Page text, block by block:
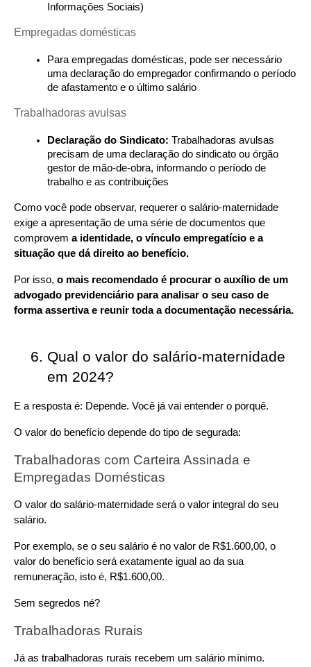
Informações Sociais)
Empregadas domésticas
Para empregadas domésticas, pode ser necessário
uma declaração do empregador confirmando o período
de afastamento e o último salário
Trabalhadoras avulsas
Declaração do Sindicato: Trabalhadoras avulsas
precisam de uma declaração do sindicato ou órgão
gestor de mão-de-obra, informando o período de
trabalho e as contribuições
Como você pode observar, requerer o salário-maternidade
exige a apresentação de uma série de documentos que
comprovem a identidade, o vínculo empregatício e a
situação que dá direito ao benefício.
Por isso, o mais recomendado é procurar o auxílio de um
advogado previdenciário para analisar o seu caso de
forma assertiva e reunir toda a documentação necessária.
Qual o valor do salário-maternidade
em 2024?
E a resposta é: Depende. Você já vai entender o porquê.
O valor do benefício depende do tipo de segurada:
Trabalhadoras com Carteira Assinada e
Empregadas Domésticas
O valor do salário-maternidade será o valor integral do seu
salário.
Por exemplo, se o seu salário é no valor de R$1.600,00, o
valor do benefício será exatamente igual ao da sua
remuneração, isto é, R$1.600,00.
Sem segredos né?
Trabalhadoras Rurais
Já as trabalhadoras rurais recebem um salário mínimo.